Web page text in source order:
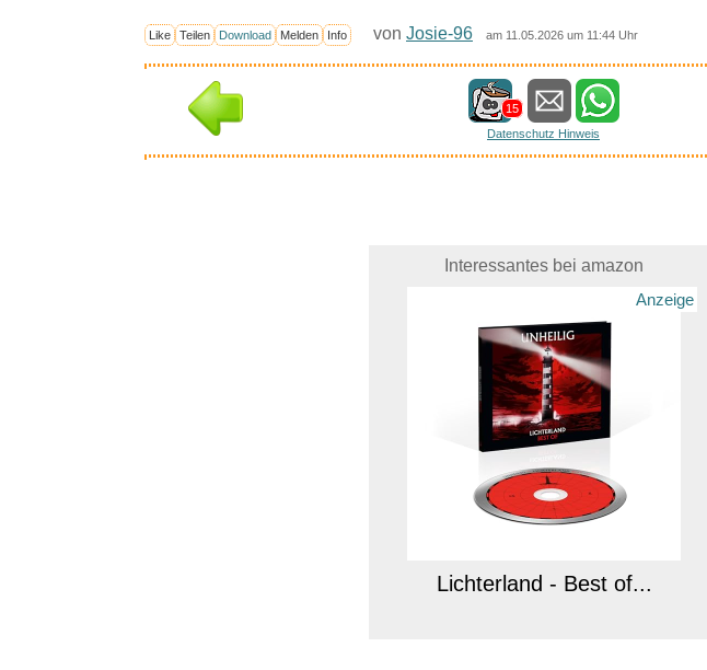
Like Teilen Download Melden Info von Josie-96 am 11.05.2026 um 11:44 Uhr
15
Datenschutz Hinweis
Interessantes bei amazon
Anzeige
Lichterland - Best of...